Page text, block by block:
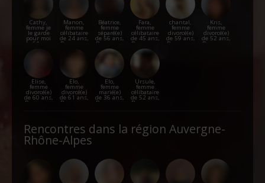
Cathy,
femme je
le garde
pour moi
de 61 ans,
Manon,
femme
célibataire
de 24 ans,
Bourg-en-
Béatrice,
femme
séparé(e)
de 56 ans,
Bourg-en-
Bresse
Fara,
femme
célibataire
de 45 ans,
Bourg-en-
Bresse
chantal,
femme
divorcé(e)
de 59 ans,
Bourg-en-
Kris,
femme
divorcé(e)
de 52 ans,
Bourg-en-
Elise,
femme
divorcé(e)
de 60 ans,
Bourg-en-
Elo,
femme
divorcé(e)
de 61 ans,
Bourg-en-
Elo,
femme
marié(e)
de 36 ans,
Bourg-en-
Ursule,
femme
célibataire
de 52 ans,
Bourg-en-
Rencontres dans la région Auvergne-
Rhône-Alpes